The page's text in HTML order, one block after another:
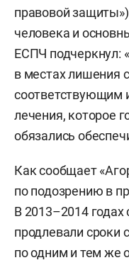
правовой
человека и
ЕСПЧ подчеркнул:
в местах лишения
соответствующим
лечения, которое
обязались
Как сообщает
по подозрению в
В 2013–2014
продлевали
по одним и тем же